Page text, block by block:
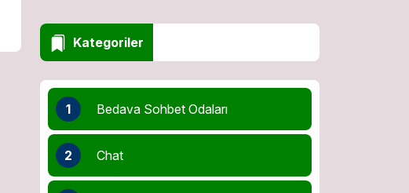
Kategoriler
1 Bedava Sohbet Odaları
2 Chat